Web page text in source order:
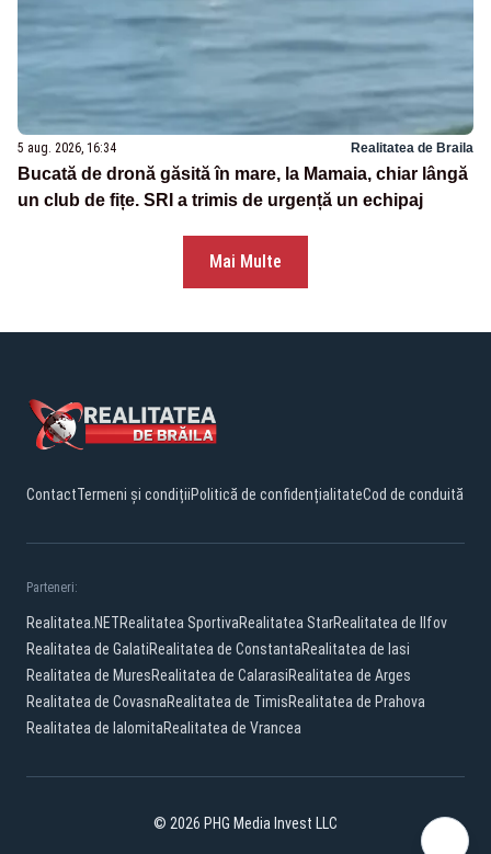
5 aug. 2026, 16:34 Realitatea de Braila
Bucată de dronă găsită în mare, la Mamaia, chiar lângă
un club de fițe. SRI a trimis de urgență un echipaj
Mai Multe
ContactTermeni și condițiiPolitică de confidențialitateCod de conduită
Parteneri:
Realitatea.NETRealitatea SportivaRealitatea StarRealitatea de Ilfov
Realitatea de GalatiRealitatea de ConstantaRealitatea de Iasi
Realitatea de MuresRealitatea de CalarasiRealitatea de Arges
Realitatea de CovasnaRealitatea de TimisRealitatea de Prahova
Realitatea de IalomitaRealitatea de Vrancea
© 2026 PHG Media Invest LLC